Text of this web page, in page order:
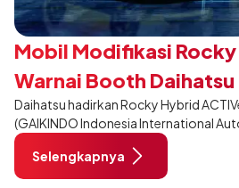
Mobil Modifikasi
Warnai Booth Daihatsu
Daihatsu hadirkan Rocky Hybrid
(GAIKINDO Indonesia International
City, Tangerang. Terdapat 2 unit Rocky
dimodifikasi untuk menghadirkan
pengunjung mendukung gaya hidup
Selengkapnya